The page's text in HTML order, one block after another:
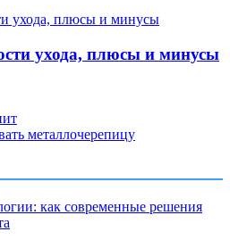
ухода, плюсы и минусы
металлочерепицу